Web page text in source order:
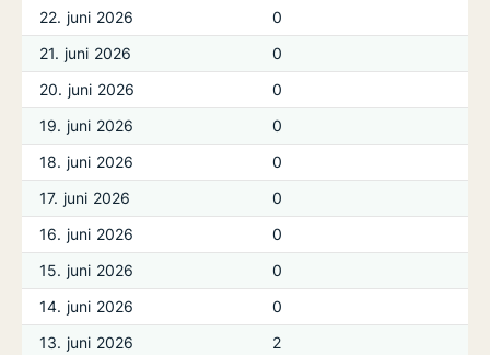
22. juni 2026
0
21. juni 2026
0
20. juni 2026
0
19. juni 2026
0
18. juni 2026
0
17. juni 2026
0
16. juni 2026
0
15. juni 2026
0
14. juni 2026
0
13. juni 2026
2